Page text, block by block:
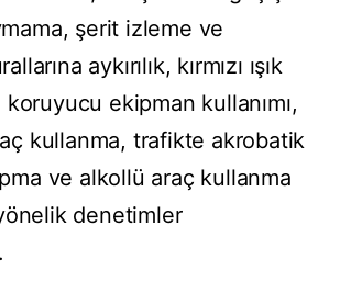
şerit izleme ve
aykırılık, kırmızı ışık
ekipman kullanımı,
kullanma, trafikte akrobatik
ve alkollü araç kullanma
denetimler